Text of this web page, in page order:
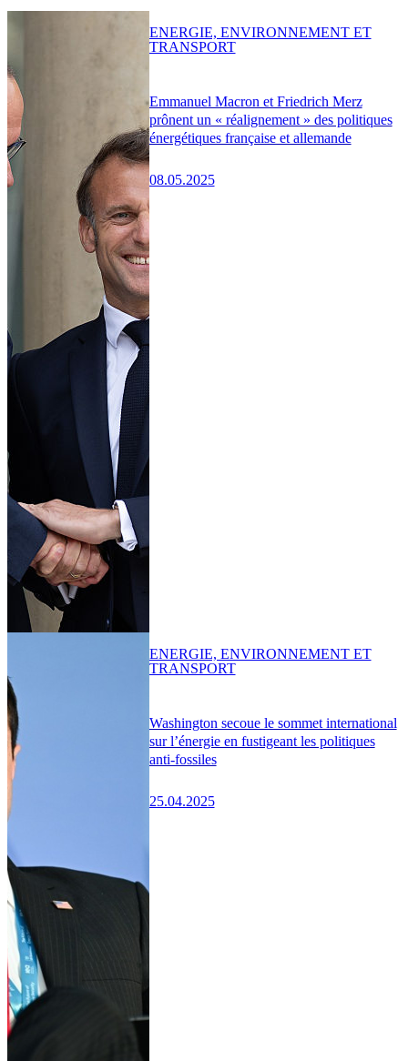
Emmanuel Macron et Friedrich Merz
prônent un « réalignement » des politiques
énergétiques française et allemande
08.05.2025
ENERGIE, ENVIRONNEMENT ET
TRANSPORT
Washington secoue le sommet international
sur l’énergie en fustigeant les politiques
anti-fossiles
25.04.2025
ENERGIE, ENVIRONNEMENT ET
TRANSPORT